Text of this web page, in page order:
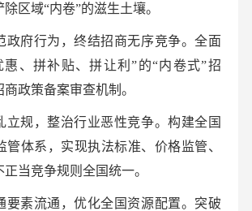
区域“内卷”的滋生土壤。
政府行为，终结招商无序竞争。全面
惠、拼补贴、拼让利”的“内卷式”招
政策备案审查机制。
立规，整治行业恶性竞争。构建全国
管体系，实现执法标准、价格监管、
当竞争规则全国统一。
要素流通，优化全国资源配置。突破